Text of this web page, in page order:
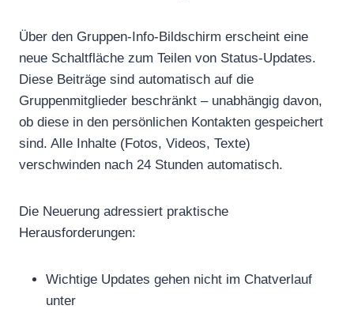
Über den Gruppen-Info-Bildschirm erscheint eine
neue Schaltfläche zum Teilen von Status-Updates.
Diese Beiträge sind automatisch auf die
Gruppenmitglieder beschränkt – unabhängig davon,
ob diese in den persönlichen Kontakten gespeichert
sind. Alle Inhalte (Fotos, Videos, Texte)
verschwinden nach 24 Stunden automatisch.
Die Neuerung adressiert praktische
Herausforderungen:
Wichtige Updates gehen nicht im Chatverlauf
unter